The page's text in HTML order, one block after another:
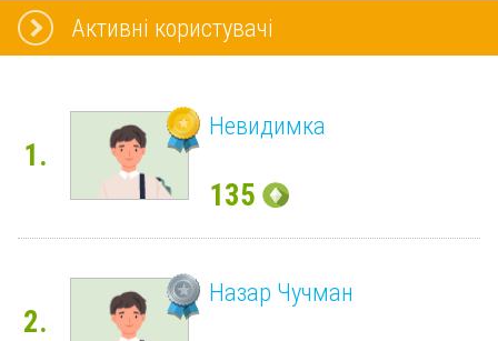
Активні користувачі
1.
Невидимка
135
2.
Назар Чучман